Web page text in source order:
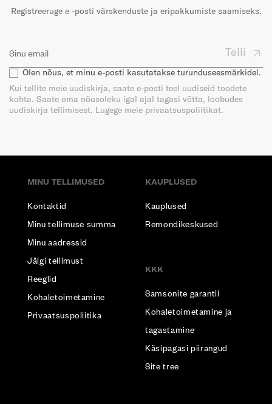
Registreeruge e -posti värskenduste ja eripakkumiste saamiseks.
Telli
Olen nõus, et minu e-posti kasutatakse turunduseesmärkidel.
Kui tellite meie uudiskirja, saate e-posti teel uudiseid toodete
kohta. Saate oma nõusoleku igal ajal tagasi võtta, loobudes
uudiskirja tellimisest. Lugege meie privaatsuspoliitikat.
MINU TELLIMUSED
Kontaktid
Minu tellimuse summa
Minu aadressid
Jälgi tellimust
Reeglid
Kohaletoimetamine
Privaatsuspoliitika
KAUPLUSED
Kauplused
Remondikeskused
KKK
Samsonite garantii
Kohaletoimetamine ja
tagastamine
Käsipagasi piirangud
Site tree